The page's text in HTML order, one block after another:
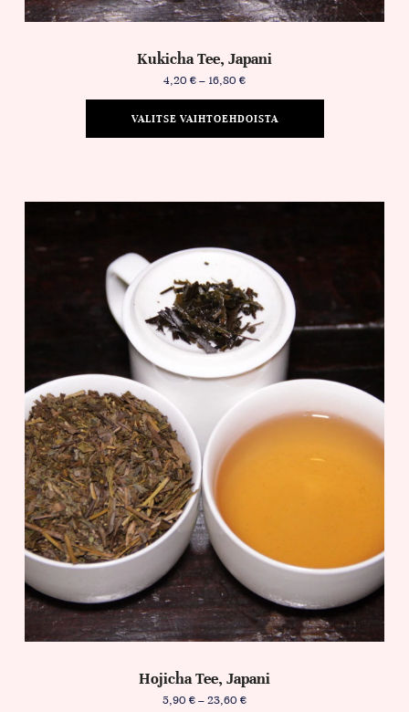
Kukicha Tee, Japani
4,20 €– 16,80 €
VALITSE VAIHTOEHDOISTA
Hojicha Tee, Japani
5,90 €–23,60 €